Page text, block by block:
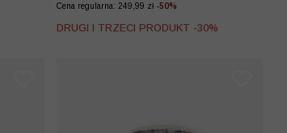
Cena regularna: 249,99 zł -50%
DRUGI I TRZECI PRODUKT -30%